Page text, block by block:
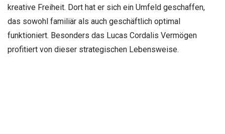
kreative Freiheit. Dort hat er sich ein Umfeld geschaffen,
das sowohl familiär als auch geschäftlich optimal
funktioniert. Besonders das Lucas Cordalis Vermögen
profitiert von dieser strategischen Lebensweise.